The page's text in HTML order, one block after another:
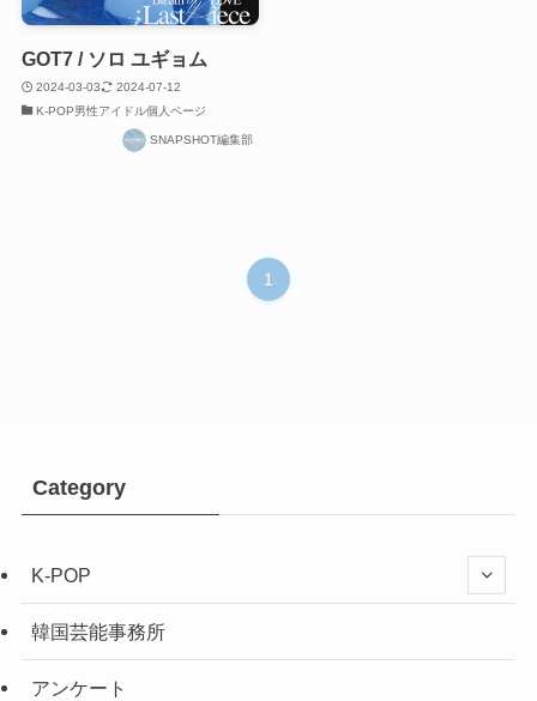
GOT7 / ソロ ユギョム
2024-03-03
2024-07-12
K-POP男性アイドル個人ページ
SNAPSHOT編集部
1
Category
K-POP
韓国芸能事務所
アンケート